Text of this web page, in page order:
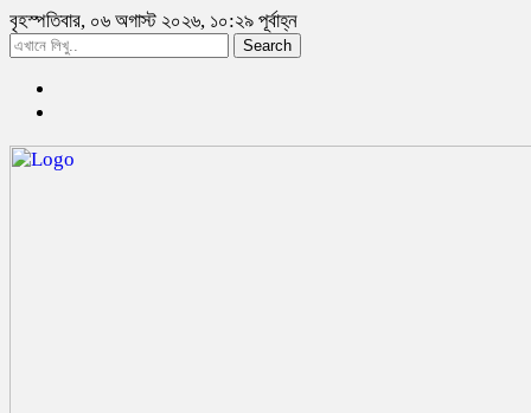
বৃহস্পতিবার, ০৬ অগাস্ট ২০২৬, ১০:২৯ পূর্বাহ্ন
Search